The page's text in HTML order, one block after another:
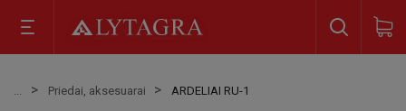
Priedai, aksesuarai ARDELIAI RU-1